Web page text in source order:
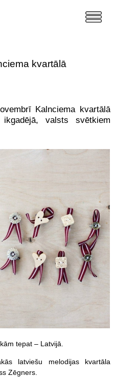
kvartālā
Kalnciema kvartālā
valsts svētkiem
tepat – Latvijā.
latviešu melodijas kvartāla
Zēgners.